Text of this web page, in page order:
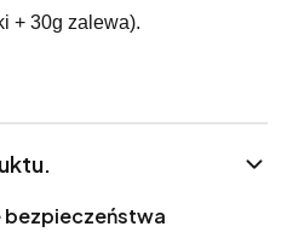
+ 30g zalewa).